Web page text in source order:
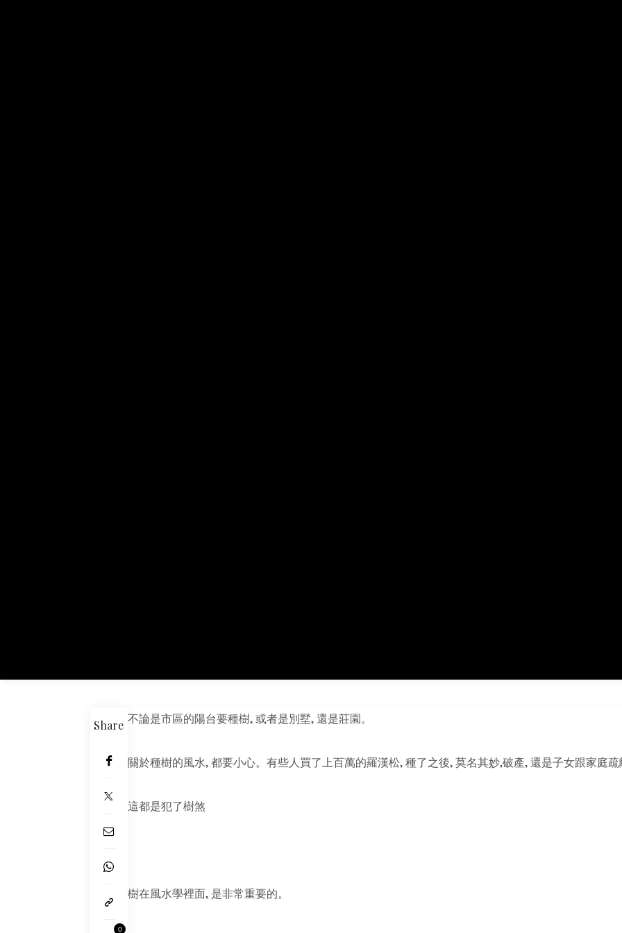
Share
0
不論是市區的陽台要種樹, 或者是別墅, 還是莊園。
關於種樹的風水, 都要小心。有些人買了上百萬的羅漢松, 種了之後, 莫名其妙,破產, 還是子女跟家庭
這都是犯了樹煞
樹在風水學裡面, 是非常重要的。